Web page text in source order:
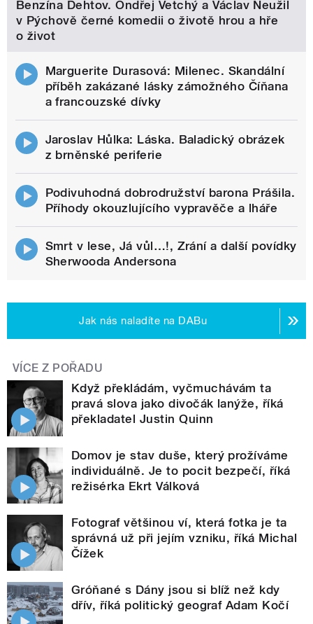
Benzína Dehtov. Ondřej Vetchý a Václav Neužil
v Pýchově černé komedii o životě hrou a hře
o život
Marguerite Durasová: Milenec. Skandální
příběh zakázané lásky zámožného Číňana
a francouzské dívky
Jaroslav Hůlka: Láska. Baladický obrázek
z brněnské periferie
Podivuhodná dobrodružství barona Prášila.
Příhody okouzlujícího vypravěče a lháře
Smrt v lese, Já vůl…!, Zrání a další povídky
Sherwooda Andersona
Jak nás naladíte na DABu
VÍCE Z POŘADU
Když překládám, vyčmuchávám ta
pravá slova jako divočák lanýže, říká
překladatel Justin Quinn
Domov je stav duše, který prožíváme
individuálně. Je to pocit bezpečí, říká
režisérka Ekrt Válková
Fotograf většinou ví, která fotka je ta
správná už při jejím vzniku, říká Michal
Čížek
Gróňané s Dány jsou si blíž než kdy
dřív, říká politický geograf Adam Kočí